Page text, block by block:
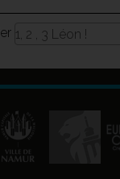
1, 2 , 3 Léon !